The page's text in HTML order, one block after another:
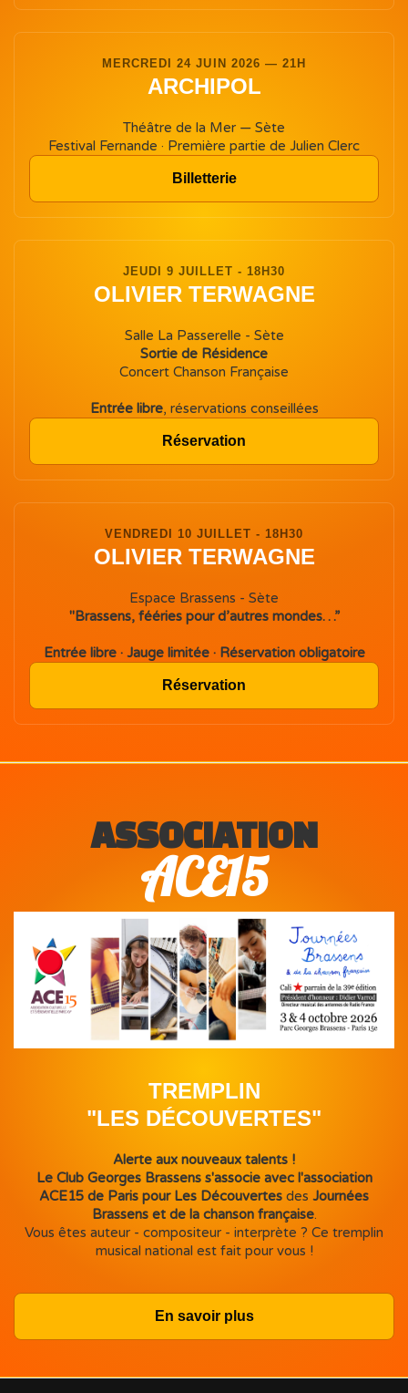
MERCREDI 24 JUIN 2026 — 21H
ARCHIPOL
Théâtre de la Mer — Sète
Festival Fernande · Première partie de Julien Clerc
Billetterie
JEUDI 9 JUILLET - 18H30
OLIVIER TERWAGNE
Salle La Passerelle - Sète
Sortie de Résidence
Concert Chanson Française
Entrée libre, réservations conseillées
Réservation
VENDREDI 10 JUILLET - 18H30
OLIVIER TERWAGNE
Espace Brassens - Sète
"Brassens, fééries pour d’autres mondes…”
Entrée libre · Jauge limitée · Réservation obligatoire
Réservation
ASSOCIATION
ACE15
TREMPLIN
"LES DÉCOUVERTES"
Alerte aux nouveaux talents !
Le Club Georges Brassens s'associe avec l'association
ACE15 de Paris pour Les Découvertes des Journées
Brassens et de la chanson française.
Vous êtes auteur - compositeur - interprète ? Ce tremplin
musical national est fait pour vous !
En savoir plus